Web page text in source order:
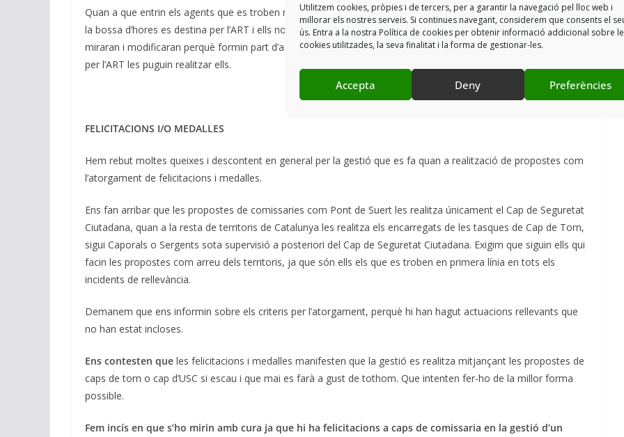
Utilitzem cookies, pròpies i de tercers, per a garantir la navegació pel lloc web i
millorar els nostres serveis. Si continues navegant, considerem que consents el
ús. Entra a la nostra Política de cookies per obtenir informació addicional sobre
cookies utilitzades, la seva finalitat i la forma de gestionar-les.
Accepta Deny Preferències
Quan a que entrin els agents que es troben realitzant servei a Melles a la bossa d’hores ens diuen que com que
la bossa d’hores es destina per l’ART i ells no formen part de l’ART no entraven en aquesta bossa d’hores. Ho
miraran i modificaran perquè formin part d’aquesta bossa d’hores i en cas que no es cobreixin aquestes hores
per l’ART les puguin realitzar ells.
FELICITACIONS I/O MEDALLES
Hem rebut moltes queixes i descontent en general per la gestió que es fa quan a realització de propostes com
l’atorgament de felicitacions i medalles.
Ens fan arribar que les propostes de comissaries com Pont de Suert les realitza únicament el Cap de Seguretat
Ciutadana, quan a la resta de territoris de Catalunya les realitza els encarregats de les tasques de Cap de Torn,
sigui Caporals o Sergents sota supervisió a posteriori del Cap de Seguretat Ciutadana. Exigim que siguin ells qui
facin les propostes com arreu dels territoris, ja que són ells els que es troben en primera línia en tots els
incidents de rellevància.
Demanem que ens informin sobre els criteris per l’atorgament, perquè hi han hagut actuacions rellevants que
no han estat incloses.
Ens contesten que les felicitacions i medalles manifesten que la gestió es realitza mitjançant les propostes de
caps de torn o cap d’USC si escau i que mai es farà a gust de tothom. Que intenten fer-ho de la millor forma
possible.
Fem incís en que s’ho mirin amb cura ja que hi ha felicitacions a caps de comissaria en la gestió d’un